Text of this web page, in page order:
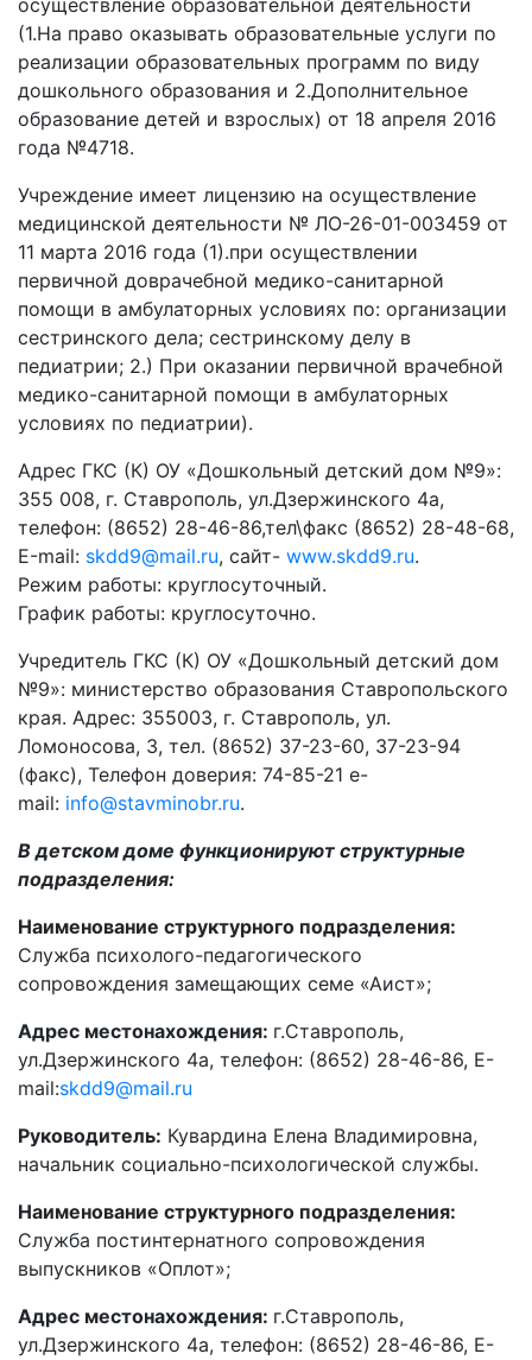
осуществление образовательной деятельности
(1.На право оказывать образовательные услуги по
реализации образовательных программ по виду
дошкольного образования и 2.Дополнительное
образование детей и взрослых) от 18 апреля 2016
года №4718.
Учреждение имеет лицензию на осуществление
медицинской деятельности № ЛО-26-01-003459 от
11 марта 2016 года (1).при осуществлении
первичной доврачебной медико-санитарной
помощи в амбулаторных условиях по: организации
сестринского дела; сестринскому делу в
педиатрии; 2.) При оказании первичной врачебной
медико-санитарной помощи в амбулаторных
условиях по педиатрии).
Адрес ГКС (К) ОУ «Дошкольный детский дом №9»:
355 008, г. Ставрополь, ул.Дзержинского 4а,
телефон: (8652) 28-46-86,тел\факс (8652) 28-48-68,
Е-mail: skdd9@mail.ru, сайт- www.skdd9.ru.
Режим работы: круглосуточный.
График работы: круглосуточно.
Учредитель ГКС (К) ОУ «Дошкольный детский дом
№9»: министерство образования Ставропольского
края. Адрес: 355003, г. Ставрополь, ул.
Ломоносова, 3, тел. (8652) 37-23-60, 37-23-94
(факс), Телефон доверия: 74-85-21 e-
mail: info@stavminobr.ru.
В детском доме функционируют структурные
подразделения:
Наименование структурного подразделения:
Служба психолого-педагогического
сопровождения замещающих семе «Аист»;
Адрес местонахождения: г.Ставрополь,
ул.Дзержинского 4а, телефон: (8652) 28-46-86, Е-
mail:skdd9@mail.ru
Руководитель: Кувардина Елена Владимировна,
начальник социально-психологической службы.
Наименование структурного подразделения:
Служба постинтернатного сопровождения
выпускников «Оплот»;
Адрес местонахождения: г.Ставрополь,
ул.Дзержинского 4а, телефон: (8652) 28-46-86, Е-